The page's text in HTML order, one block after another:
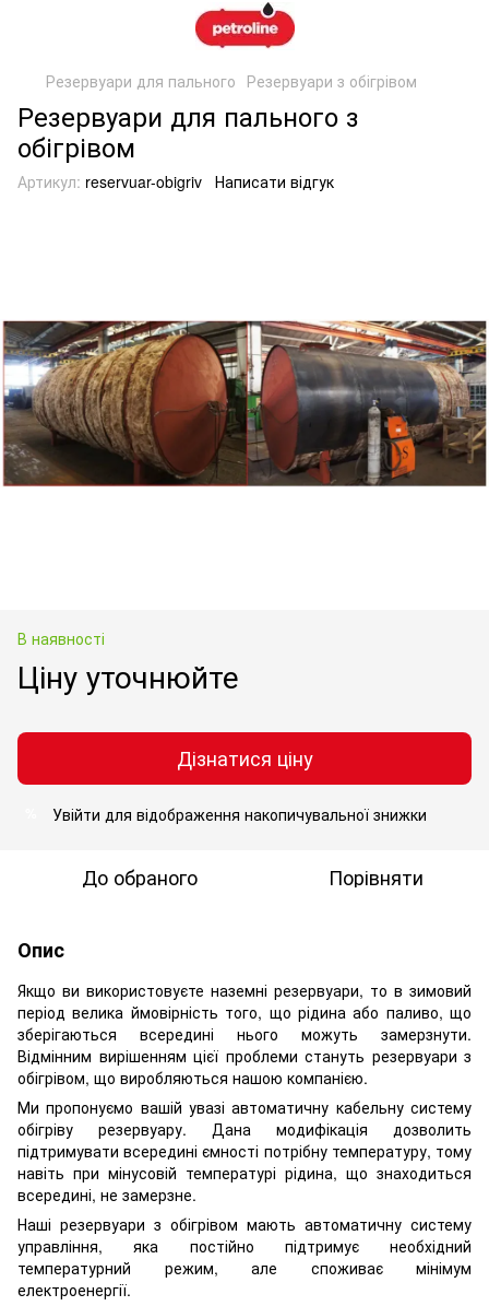
Резервуари для пального Резервуари з обігрівом
Резервуари для пального з
обігрівом
Артикул: reservuar-obigriv Написати відгук
В наявності
Ціну уточнюйте
Дізнатися ціну
Увійти для відображення накопичувальної знижки
До обраного Порівняти
Опис
Якщо ви використовуєте наземні резервуари, то в зимовий
період велика ймовірність того, що рідина або паливо, що
зберігаються всередині нього можуть замерзнути.
Відмінним вирішенням цієї проблеми стануть резервуари з
обігрівом, що виробляються нашою компанією.
Ми пропонуємо вашій увазі автоматичну кабельну систему
обігріву резервуару. Дана модифікація дозволить
підтримувати всередині ємності потрібну температуру, тому
навіть при мінусовій температурі рідина, що знаходиться
всередині, не замерзне.
Наші резервуари з обігрівом мають автоматичну систему
управління, яка постійно підтримує необхідний
температурний режим, але споживає мінімум
електроенергії.